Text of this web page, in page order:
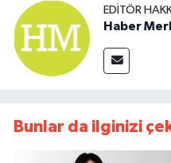
EDITÖR
Haber
Bunlar da ilginizi